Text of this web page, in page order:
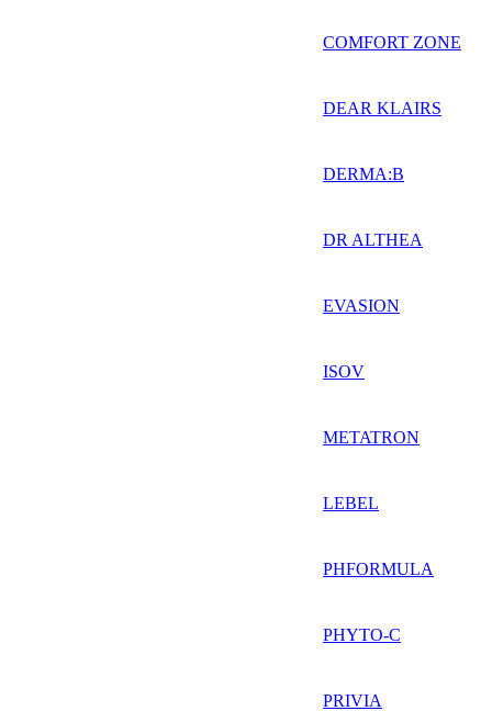
COMFORT ZONE
DEAR KLAIRS
DERMA:B
DR ALTHEA
EVASION
ISOV
METATRON
LEBEL
PHFORMULA
PHYTO-C
PRIVIA